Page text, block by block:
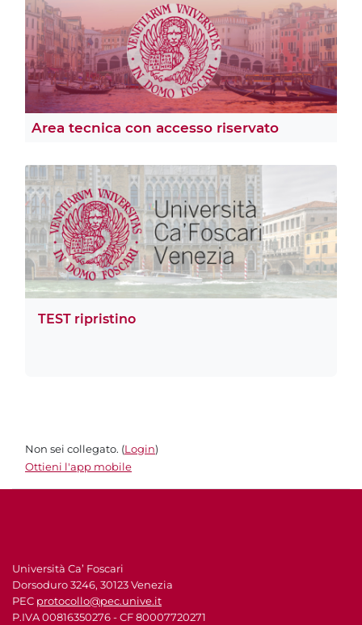
Area tecnica con accesso riservato
TEST ripristino
Non sei collegato. (Login)
Ottieni l'app mobile
Università Ca’ Foscari
Dorsoduro 3246, 30123 Venezia
PEC protocollo@pec.unive.it
P.IVA 00816350276 - CF 80007720271